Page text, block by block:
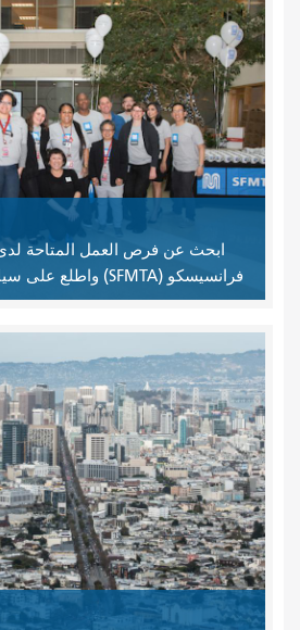
ابحث عن فرص العمل المتاحة
فرانسيسكو (SFMTA) واطلع على سياسات التوظيف لدينا.